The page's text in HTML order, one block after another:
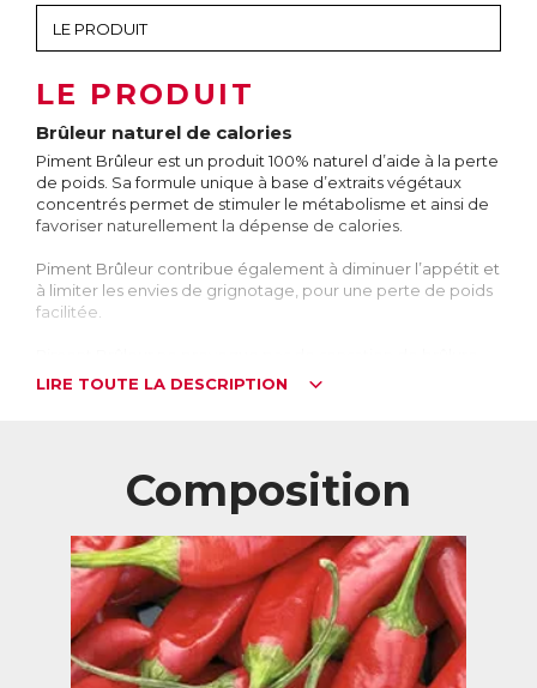
LE PRODUIT
Brûleur naturel de calories
Piment Brûleur est un produit 100% naturel d’aide à la perte
de poids. Sa formule unique à base d’extraits végétaux
concentrés permet de stimuler le métabolisme et ainsi de
favoriser naturellement la dépense de calories.
Piment Brûleur contribue également à diminuer l’appétit et
à limiter les envies de grignotage, pour une perte de poids
facilitée.
en bouche, ni dans l’estomac.
doute pourquoi 67% des femmes et 50% des hommes
déclarent vouloir maigrir. Pourtant, 4 personnes sur 5
reprennent du poids après un régime.
C’est le fameux « effet yoyo » : soumis à un régime qui le
prive, l’organisme se met à stocker, et le retour à une
alimentation normale entraîne une reprise de poids
équivalente, voire supérieure à ce qui avait été perdu.
Pour perdre du poids, il faut que l’organisme brûle plus de
LIRE TOUTE LA DESCRIPTION
Composition